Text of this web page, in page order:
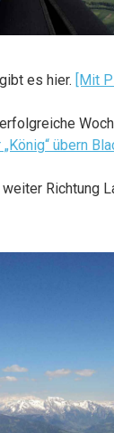
es hier. [Mit
„König“ übern
Richtung